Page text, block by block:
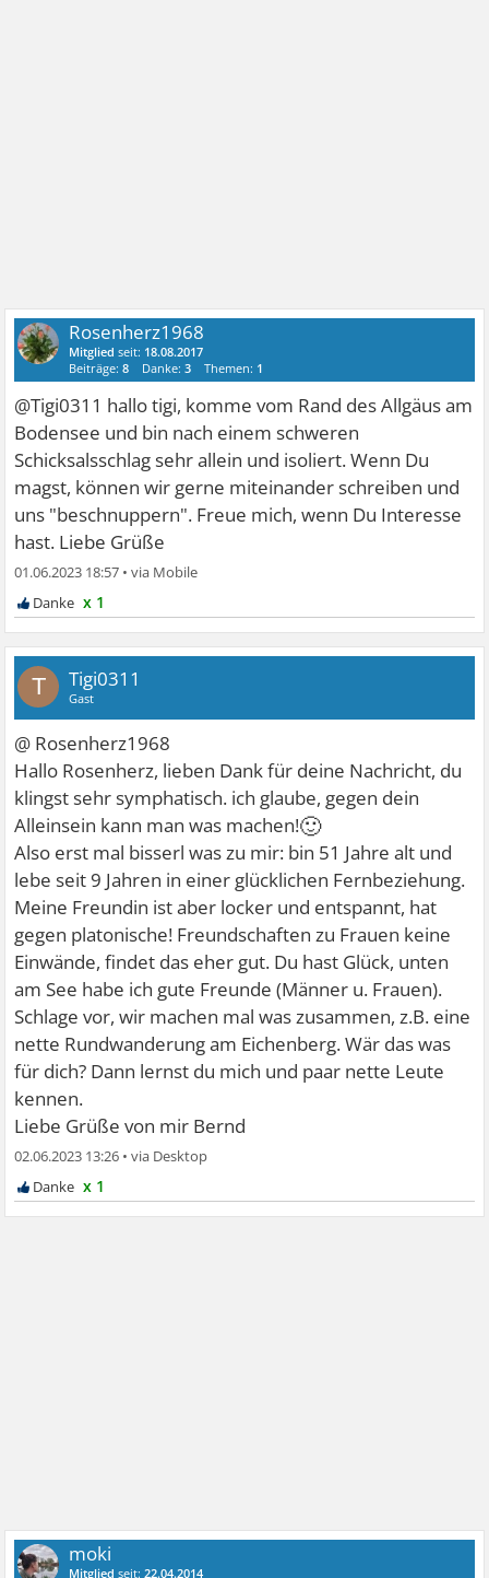
Rosenherz1968
Mitglied seit: 18.08.2017
Beiträge:8 Danke:3 Themen: 1
@Tigi0311 hallo tigi, komme vom Rand des Allgäus am
Bodensee und bin nach einem schweren
Schicksalsschlag sehr allein und isoliert. Wenn Du
magst, können wir gerne miteinander schreiben und
uns "beschnuppern". Freue mich, wenn Du Interesse
hast. Liebe Grüße
01.06.2023 18:57 •
x 1
T Tigi0311
Gast
@ Rosenherz1968
Hallo Rosenherz, lieben Dank für deine Nachricht, du
klingst sehr symphatisch. ich glaube, gegen dein
Alleinsein kann man was machen!🙂
Also erst mal bisserl was zu mir: bin 51 Jahre alt und
lebe seit 9 Jahren in einer glücklichen Fernbeziehung.
Meine Freundin ist aber locker und entspannt, hat
gegen platonische! Freundschaften zu Frauen keine
Einwände, findet das eher gut. Du hast Glück, unten
am See habe ich gute Freunde (Männer u. Frauen).
Schlage vor, wir machen mal was zusammen, z.B. eine
nette Rundwanderung am Eichenberg. Wär das was
für dich? Dann lernst du mich und paar nette Leute
kennen.
Liebe Grüße von mir Bernd
02.06.2023 13:26 •
x 1
moki
Mitglied seit:22.04.2014